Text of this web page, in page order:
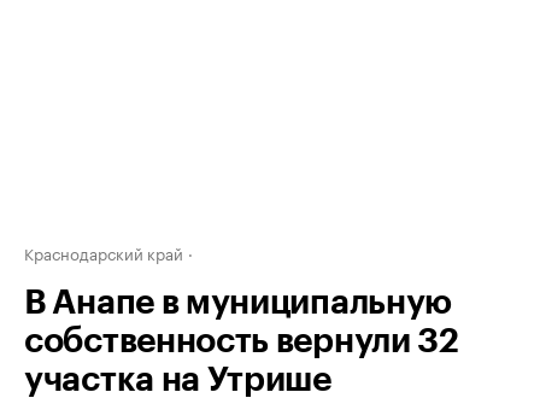
Краснодарский край
В Анапе в муниципальную
собственность вернули 32
участка на Утрише